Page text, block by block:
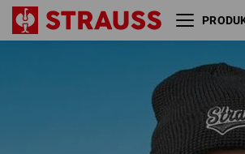
Fiberpälsjacka e.s.e:pic,